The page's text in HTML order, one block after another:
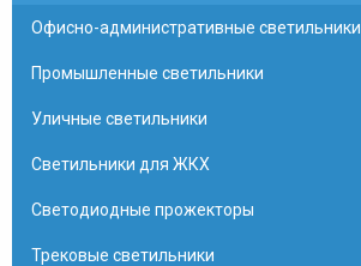
Офисно-административные светильники
Промышленные светильники
Уличные светильники
Светильники для ЖКХ
Светодиодные прожекторы
Трековые светильники